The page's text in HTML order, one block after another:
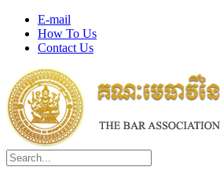
E-mail
How To Us
Contact Us